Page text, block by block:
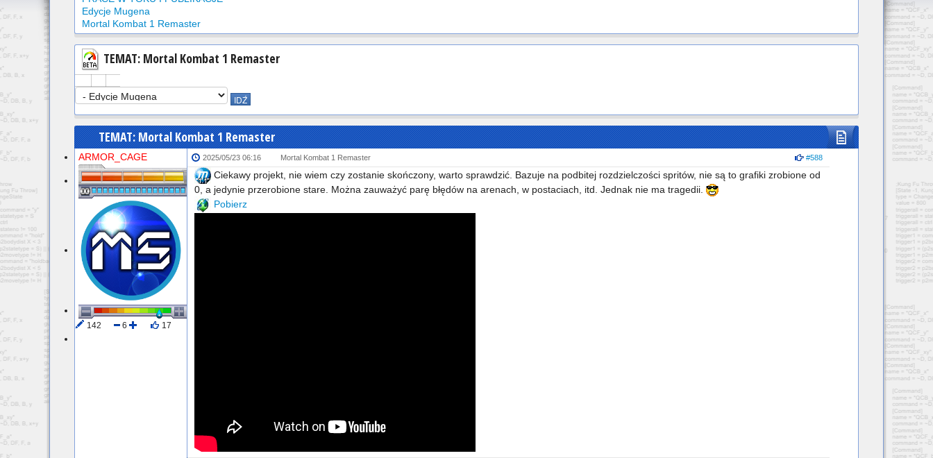
Edycje Mugena
Mortal Kombat 1 Remaster
TEMAT: Mortal Kombat 1 Remaster
TEMAT: Mortal Kombat 1 Remaster
ARMOR_CAGE
142 6
17
2025/05/23 06:16 Mortal Kombat 1 Remaster #588
Ciekawy projekt, nie wiem czy zostanie skończony, warto sprawdzić. Bazuje na podbitej rozdzielczości spritów, nie są to grafiki zrobione od
0, a jedynie przerobione stare. Można zauważyć parę błędów na arenach, w postaciach, itd. Jednak nie ma tragedii.
Pobierz